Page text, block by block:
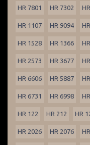
HR 7801 HR 7302
HR 1107 HR 9094
HR 1528 HR 1366
HR 2573 HR 3677
HR 6606 HR 5887
HR 6731 HR 6998
HR 122 HR 212 HR
HR 2026 HR 2076